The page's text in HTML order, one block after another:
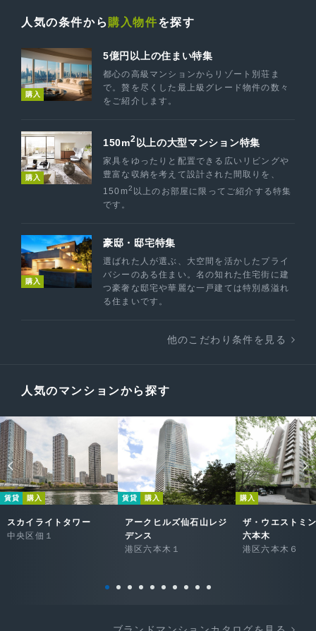
人気の条件から 購入物件を探す
購入
5億円以上の住まい特集
都心の高級マンションからリゾート別荘ま
で。贅を尽くした最上級グレード物件の数々
をご紹介します。
購入
150m2 以上の大型マンション特集
家具をゆったりと配置できる広いリビングや
豊富な収納を考えて設計された間取りを、
150m2 以上のお部屋に限ってご紹介する特集
です。
購入
豪邸・邸宅特集
選ばれた人が選ぶ、大空間を活かしたプライ
バシーのある住まい。名の知れた住宅街に建
つ豪奢な邸宅や華麗な一戸建ては特別感溢れ
る住まいです。
他のこだわり条件を見る
人気のマンションから探す
賃貸 購入
スカイライトタワー
中央区佃１
賃貸 購入
アークヒルズ仙石山レジ
デンス
港区六本木１
購入
ザ・ウエストミ
六本木
港区六本木６